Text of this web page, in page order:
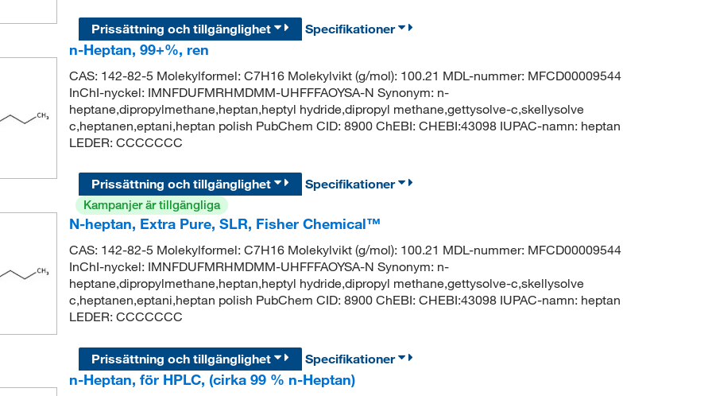
Prissättning och tillgänglighet
Specifikationer
n-Heptan, 99+%, ren
CAS: 142-82-5 Molekylformel: C7H16 Molekylvikt (g/mol): 100.21 MDL-nummer: MFCD00009544
InChI-nyckel: IMNFDUFMRHMDMM-UHFFFAOYSA-N Synonym: n-
heptane,dipropylmethane,heptan,heptyl hydride,dipropyl methane,gettysolve-c,skellysolve
c,heptanen,eptani,heptan polish PubChem CID: 8900 ChEBI: CHEBI:43098 IUPAC-namn: heptan
LEDER: CCCCCCC
Prissättning och tillgänglighet
Specifikationer
Kampanjer är tillgängliga
N-heptan, Extra Pure, SLR, Fisher Chemical™
CAS: 142-82-5 Molekylformel: C7H16 Molekylvikt (g/mol): 100.21 MDL-nummer: MFCD00009544
InChI-nyckel: IMNFDUFMRHMDMM-UHFFFAOYSA-N Synonym: n-
heptane,dipropylmethane,heptan,heptyl hydride,dipropyl methane,gettysolve-c,skellysolve
c,heptanen,eptani,heptan polish PubChem CID: 8900 ChEBI: CHEBI:43098 IUPAC-namn: heptan
LEDER: CCCCCCC
Prissättning och tillgänglighet
Specifikationer
n-Heptan, för HPLC, (cirka 99 % n-Heptan)